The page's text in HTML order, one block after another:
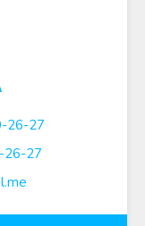
26-27
26-27